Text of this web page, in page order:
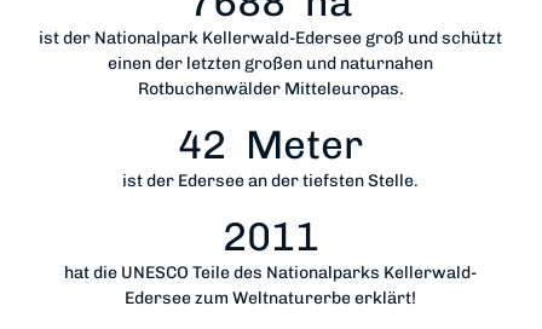
ist der Nationalpark Kellerwald-Edersee groß und schützt
einen der letzten großen und naturnahen
Rotbuchenwälder Mitteleuropas.
42 Meter
ist der Edersee an der tiefsten Stelle.
2011
hat die UNESCO Teile des Nationalparks Kellerwald-
Edersee zum Weltnaturerbe erklärt!